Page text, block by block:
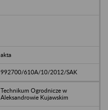
akta
992700/610A/10/2012/SAK
Technikum Ogrodnicze w
Aleksandrowie Kujawskim